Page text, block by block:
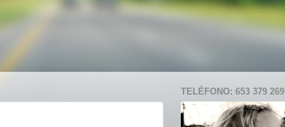
TELÉFONO: 653 379 269